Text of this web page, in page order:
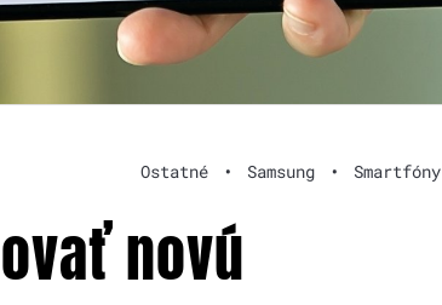
Ostatné • Samsung • Smartfóny
novú